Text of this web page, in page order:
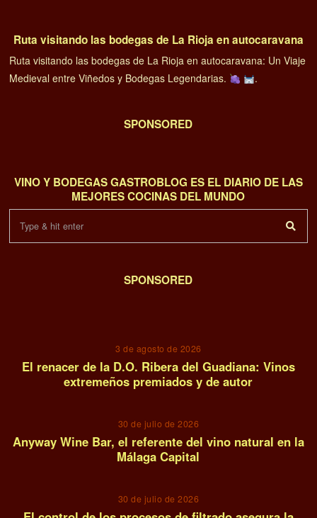
Ruta visitando las bodegas de La Rioja en autocaravana
Ruta visitando las bodegas de La Rioja en autocaravana: Un Viaje
Medieval entre Viñedos y Bodegas Legendarias.
.
SPONSORED
VINO Y BODEGAS GASTROBLOG ES EL DIARIO DE LAS
MEJORES COCINAS DEL MUNDO
SPONSORED
3 de agosto de 2026
El renacer de la D.O. Ribera del Guadiana: Vinos
extremeños premiados y de autor
30 de julio de 2026
Anyway Wine Bar, el referente del vino natural en la
Málaga Capital
30 de julio de 2026